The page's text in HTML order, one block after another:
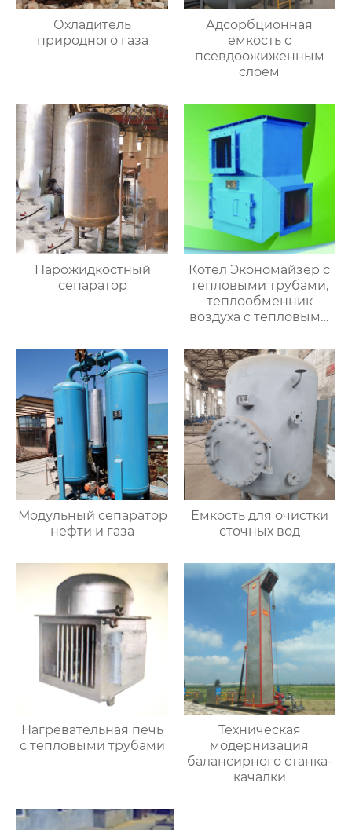
Охладитель
природного газа
Адсорбционная
емкость с
псевдоожиженным
слоем
Парожидкостный
сепаратор
Котёл Экономайзер с
тепловыми трубами,
теплообменник
воздуха с тепловыми
Модульный сепаратор
нефти и газа
Емкость для очистки
сточных вод
Нагревательная печь
с тепловыми трубами
Техническая
модернизация
балансирного станка-
качалки